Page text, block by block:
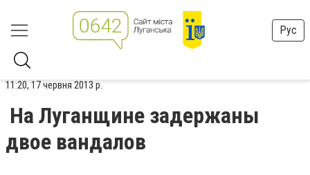
Рус
11:20, 17 червня 2013 р.
На Луганщине задержаны
двое вандалов